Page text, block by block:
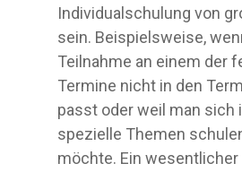
Individualschulung von
sein. Beispielsweise,
Teilnahme an einem der
Termine nicht in den
passt oder weil man sich
spezielle Themen
möchte. Ein